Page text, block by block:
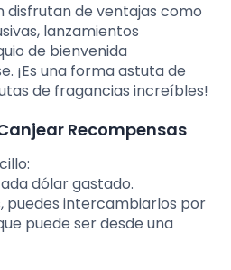
disfrutan de ventajas como
lanzamientos
de bienvenida
¡Es una forma astuta de
de fragancias increíbles!
Recompensas
dólar gastado.
puedes intercambiarlos por
puede ser desde una